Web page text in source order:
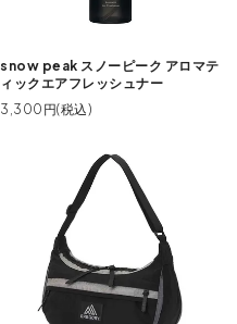
snow peak スノーピーク アロマテ
ィックエアフレッシュナー
3,300円(税込)